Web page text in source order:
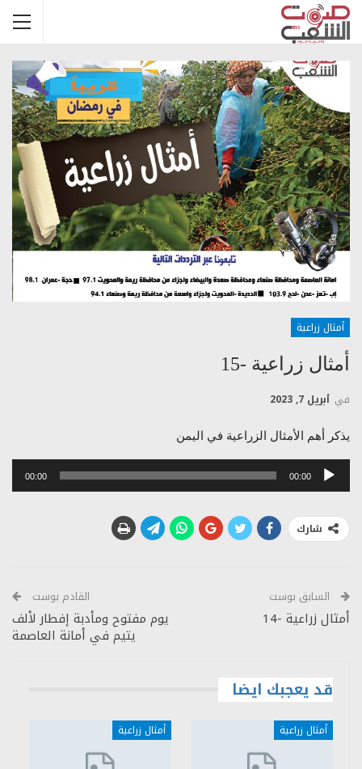
أمثال زراعية
أمثال زراعية -15
في أبريل 7, 2023
يذكر أهم الأمثال الزراعية في اليمن
مشغل
00:00
00:00
شارك
السابق بوست
أمثال زراعية -14
القادم بوست
يوم مفتوح ومأدبة إفطار لألف
يتيم في أمانة العاصمة
قد يعجبك ايضا
أمثال زراعية أمثال زراعية